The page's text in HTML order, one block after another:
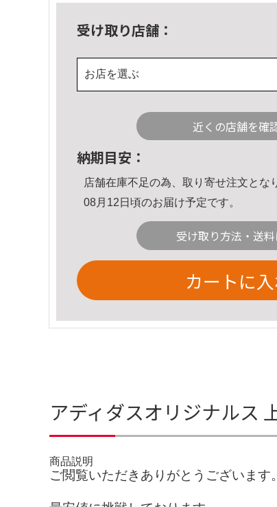
受け取り店舗：
お店を選ぶ
近くの店舗を確
納期目安：
店舗在庫不足の為、取り寄せ注文とな
08月12日頃のお届け予定です。
受け取り方法・送
カートに
アディダスオリジナルス
商品説明
ご閲覧いただきありがとうございます。